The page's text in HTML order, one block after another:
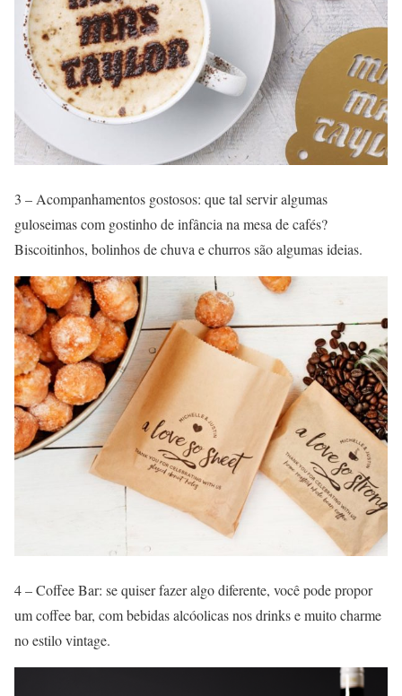
3 – Acompanhamentos gostosos: que tal servir algumas
guloseimas com gostinho de infância na mesa de cafés?
Biscoitinhos, bolinhos de chuva e churros são algumas ideias.
4 – Coffee Bar: se quiser fazer algo diferente, você pode propor
um coffee bar, com bebidas alcóolicas nos drinks e muito charme
no estilo vintage.